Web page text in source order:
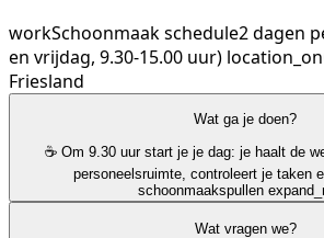
workSchoonmaakschedule2 dagen
en vrijdag, 9.30-15.00 uur) location_on
Friesland
Wat ga je doen?
☕ Om 9.30 uur start je je dag: je haalt de
personeelsruimte, controleert je taken
schoonmaakspullen
Wat vragen we?